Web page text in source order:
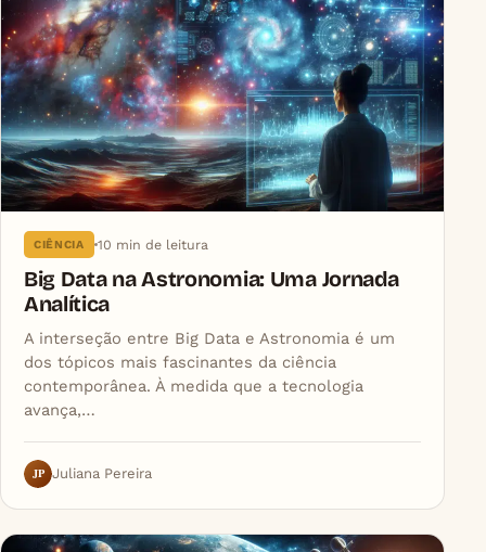
CIÊNCIA 10 min de leitura
Big Data na Astronomia: Uma Jornada
Analítica
A interseção entre Big Data e Astronomia é um
dos tópicos mais fascinantes da ciência
contemporânea. À medida que a tecnologia
avança,…
JP Juliana Pereira